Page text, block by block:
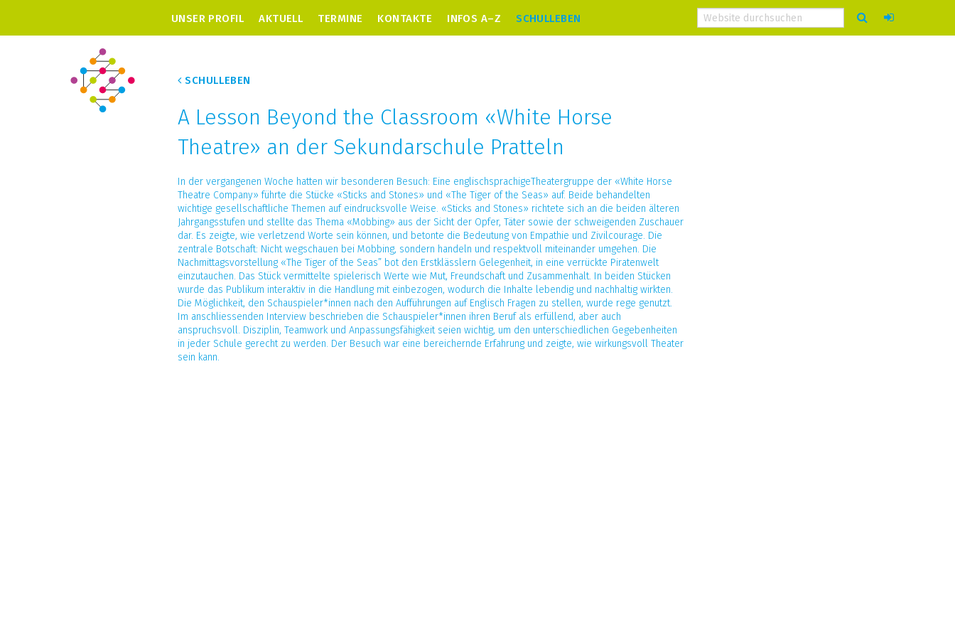
UNSER PROFIL AKTUELL TERMINE KONTAKTE INFOS A–Z SCHULLEBEN
SCHULLEBEN
A Lesson Beyond the Classroom «White Horse
Theatre» an der Sekundarschule Pratteln
In der vergangenen Woche hatten wir besonderen Besuch: Eine englischsprachigeTheatergruppe der «White Horse
Theatre Company» führte die Stücke «Sticks and Stones» und «The Tiger of the Seas» auf. Beide behandelten
wichtige gesellschaftliche Themen auf eindrucksvolle Weise. «Sticks and Stones» richtete sich an die beiden älteren
Jahrgangsstufen und stellte das Thema «Mobbing» aus der Sicht der Opfer, Täter sowie der schweigenden Zuschauer
dar. Es zeigte, wie verletzend Worte sein können, und betonte die Bedeutung von Empathie und Zivilcourage. Die
zentrale Botschaft: Nicht wegschauen bei Mobbing, sondern handeln und respektvoll miteinander umgehen. Die
Nachmittagsvorstellung «The Tiger of the Seas” bot den Erstklässlern Gelegenheit, in eine verrückte Piratenwelt
einzutauchen. Das Stück vermittelte spielerisch Werte wie Mut, Freundschaft und Zusammenhalt. In beiden Stücken
wurde das Publikum interaktiv in die Handlung mit einbezogen, wodurch die Inhalte lebendig und nachhaltig wirkten.
Die Möglichkeit, den Schauspieler*innen nach den Aufführungen auf Englisch Fragen zu stellen, wurde rege genutzt.
Im anschliessenden Interview beschrieben die Schauspieler*innen ihren Beruf als erfüllend, aber auch
anspruchsvoll. Disziplin, Teamwork und Anpassungsfähigkeit seien wichtig, um den unterschiedlichen Gegebenheiten
in jeder Schule gerecht zu werden. Der Besuch war eine bereichernde Erfahrung und zeigte, wie wirkungsvoll Theater
sein kann.